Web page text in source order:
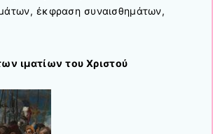
έκφραση συναισθημάτων,
ιματίων του Χριστού